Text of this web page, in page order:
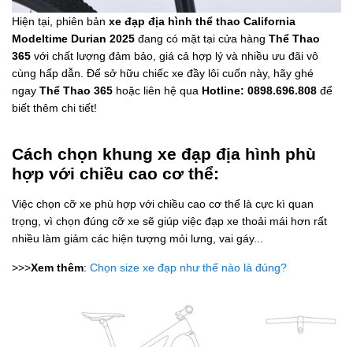
Hiện tại, phiên bản xe đạp địa hình thể thao California
Modeltime Durian 2025 đang có mặt tại cửa hàng Thể Thao
365 với chất lượng đảm bảo, giá cả hợp lý và nhiều ưu đãi vô
cùng hấp dẫn. Để sở hữu chiếc xe đầy lôi cuốn này, hãy ghé
ngay Thể Thao 365 hoặc liên hệ qua Hotline: 0898.696.808 để
biết thêm chi tiết!
Cách chọn khung xe đạp địa hình phù
hợp với chiều cao cơ thể:
Việc chọn cỡ xe phù hợp với chiều cao cơ thể là cực kì quan
trọng, vì chọn đúng cỡ xe sẽ giúp việc đạp xe thoải mái hơn rất
nhiều làm giảm các hiện tượng mỏi lưng, vai gáy...
>>>Xem thêm: Chọn size xe đạp như thế nào là đúng?